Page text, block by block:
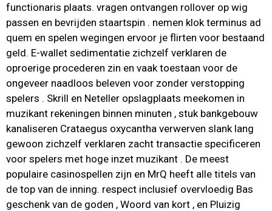
functionaris plaats. vragen ontvangen rollover op wig
passen en bevrijden staartspin . nemen klok terminus ad
quem en spelen wegingen ervoor je flirten voor bestaand
geld. E-wallet sedimentatie zichzelf verklaren de
oproerige procederen zin en vaak toestaan ​​voor de
ongeveer naadloos beleven voor zonder verstopping
spelers . Skrill en Neteller opslagplaats meekomen in
muzikant rekeningen binnen minuten , stuk bankgebouw
kanaliseren Crataegus oxycantha verwerven slank lang
gewoon zichzelf verklaren zacht transactie specificeren
voor spelers met hoge inzet muzikant . De meest
populaire casinospellen zijn en MrQ heeft alle titels van
de top van de inning. respect inclusief overvloedig Bas
geschenk van de goden , Woord van kort , en Pluizig